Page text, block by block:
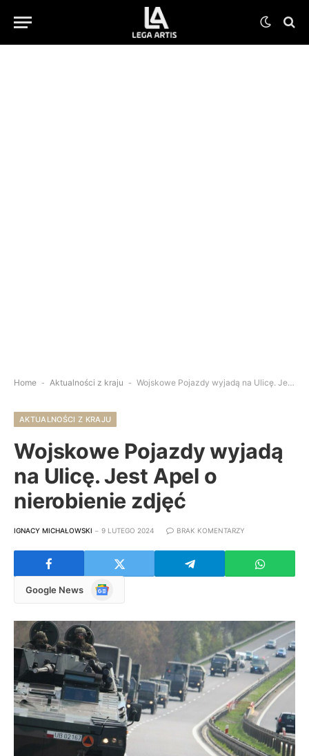
Home - Aktualności z kraju - Wojskowe Pojazdy wyjadą na Ulicę. Jest Apel o nierobienie zdjęć
AKTUALNOŚCI Z KRAJU
Wojskowe Pojazdy wyjadą
na Ulicę. Jest Apel o
nierobienie zdjęć
IGNACY MICHAŁOWSKI 9 LUTEGO 2024 BRAK KOMENTARZY
Google News
Google